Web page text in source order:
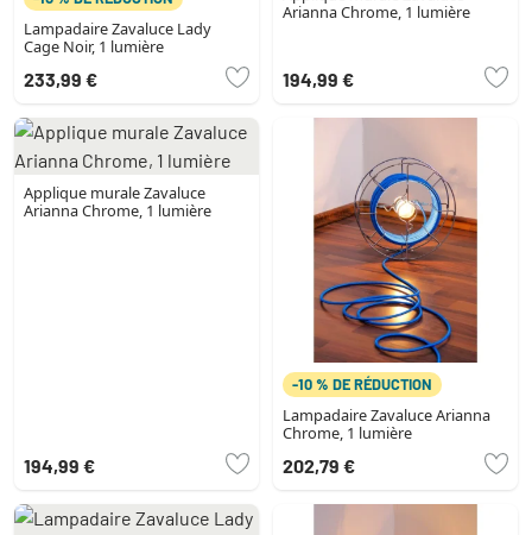
Lampadaire Zavaluce Lady
Cage Noir, 1 lumière
233,99 €
Arianna Chrome, 1 lumière
194,99 €
Applique murale Zavaluce
Arianna Chrome, 1 lumière
194,99 €
-10 % DE RÉDUCTION
Lampadaire Zavaluce Arianna
Chrome, 1 lumière
202,79 €